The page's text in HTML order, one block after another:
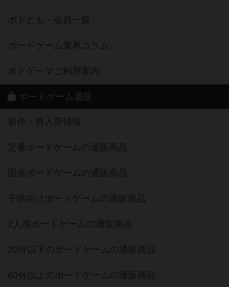
ボドとも・会員一覧
ボードゲーム業界コラム
ボドゲーマご利用案内
ボードゲーム通販
新作・再入荷情報
定番ボードゲームの通販商品
国産ボードゲームの通販商品
子供向けボードゲームの通販商品
2人用ボードゲームの通販商品
20分以下のボードゲームの通販商品
60分以上のボードゲームの通販商品